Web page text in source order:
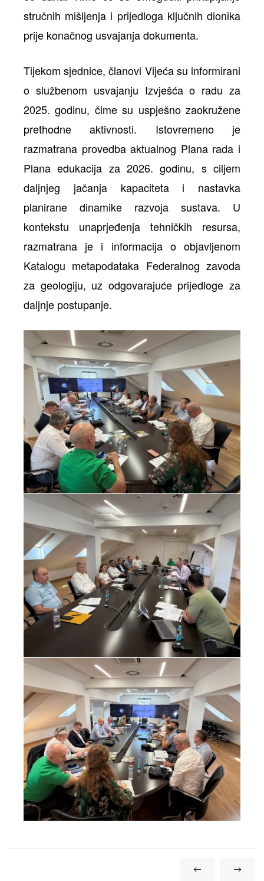
stručnih mišljenja i prijedloga ključnih dionika
prije konačnog usvajanja dokumenta.
Tijekom sjednice, članovi Vijeća su informirani
o službenom usvajanju Izvješća o radu za
2025. godinu, čime su uspješno zaokružene
prethodne aktivnosti. Istovremeno je
razmatrana provedba aktualnog Plana rada i
Plana edukacija za 2026. godinu, s ciljem
daljnjeg jačanja kapaciteta i nastavka
planirane dinamike razvoja sustava. U
kontekstu unaprjeđenja tehničkih resursa,
razmatrana je i informacija o objavljenom
Katalogu metapodataka Federalnog zavoda
za geologiju, uz odgovarajuće prijedloge za
daljnje postupanje.